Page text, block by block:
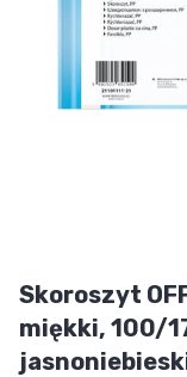
Skoroszyt
miękki, 100/